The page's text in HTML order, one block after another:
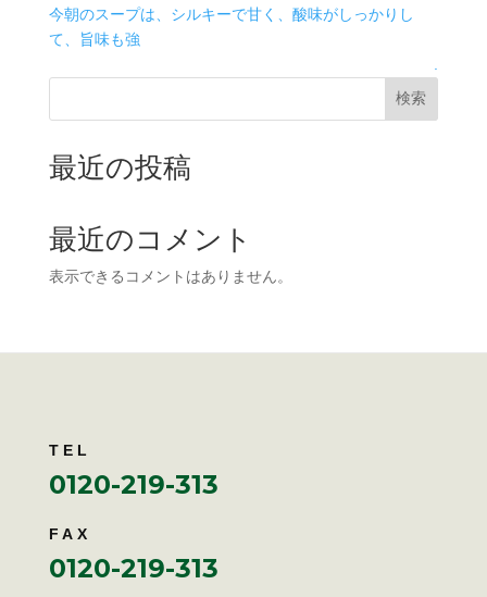
今朝のスープは、シルキーで甘く、酸味がしっかりし
て、旨味も強
検索
最近の投稿
最近のコメント
表示できるコメントはありません。
TEL
0120-219-313
FAX
0120-219-313